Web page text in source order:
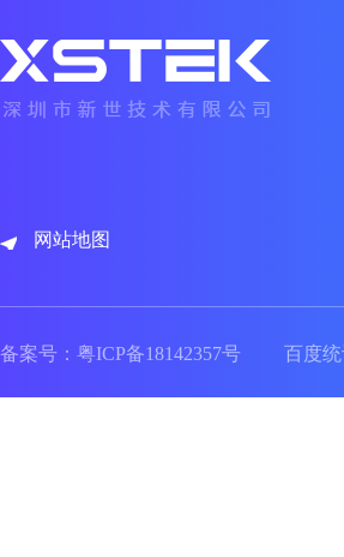
网站地图
备案号： 粤ICP备18142357号 百度统